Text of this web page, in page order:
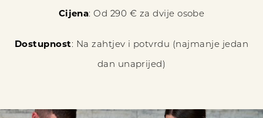
Cijena: Od 290 € za dvije osobe
Dostupnost: Na zahtjev i potvrdu (najmanje jedan
dan unaprijed)